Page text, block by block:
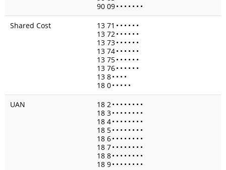
90 09• • • • • • •
Shared Cost
13 71 • • • • • •
13 72• • • • • •
13 73• • • • • •
13 74• • • • • •
13 75• • • • • •
13 76• • • • • •
13 8• • • •
18 0• • • • •
UAN
18 2• • • • • • • •
18 3• • • • • • • •
18 4• • • • • • • •
18 5• • • • • • • •
18 6• • • • • • • •
18 7• • • • • • • •
18 8• • • • • • • •
18 9• • • • • • • •